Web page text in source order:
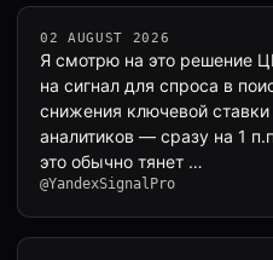
02 AUGUST 2026
Я смотрю на это решение
на сигнал для спроса в
снижения ключевой ставки
аналитиков — сразу на 1
это обычно тянет …
@YandexSignalPro